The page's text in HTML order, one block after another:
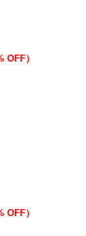
OFF）
OFF）